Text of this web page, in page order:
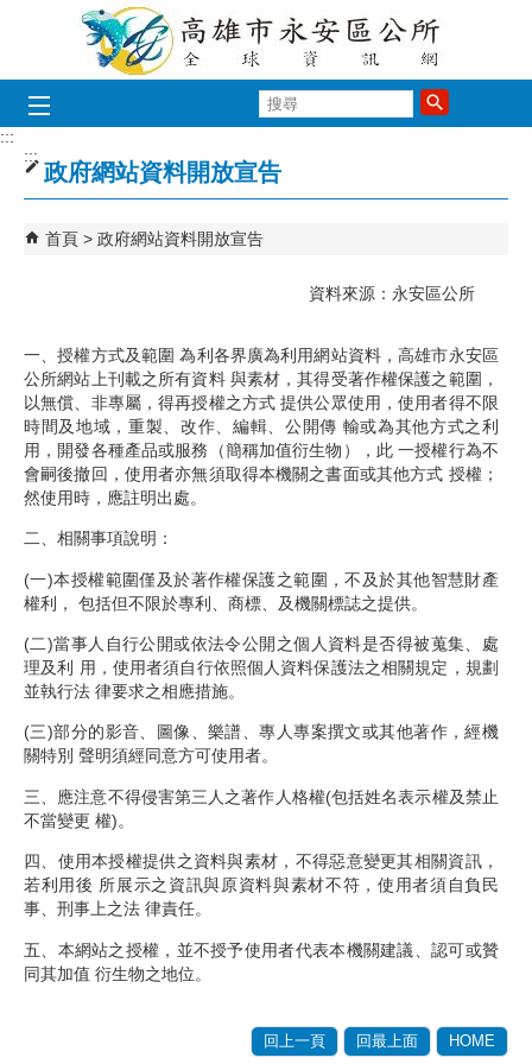
跳到主要內容區塊
尋
:::
:::
政府網站資料開放宣告
首頁 政府網站資料開放宣告
資料來源：永安區公所
一、授權方式及範圍 為利各界廣為利用網站資料，高雄市永安區
公所網站上刊載之所有資料 與素材，其得受著作權保護之範圍，
以無償、非專屬，得再授權之方式 提供公眾使用，使用者得不限
時間及地域，重製、改作、編輯、公開傳 輸或為其他方式之利
用，開發各種產品或服務（簡稱加值衍生物），此 一授權行為不
會嗣後撤回，使用者亦無須取得本機關之書面或其他方式 授權；
然使用時，應註明出處。
二、相關事項說明：
(一)本授權範圍僅及於著作權保護之範圍，不及於其他智慧財產
權利， 包括但不限於專利、商標、及機關標誌之提供。
(二)當事人自行公開或依法令公開之個人資料是否得被蒐集、處
理及利 用，使用者須自行依照個人資料保護法之相關規定，規劃
並執行法 律要求之相應措施。
(三)部分的影音、圖像、樂譜、專人專案撰文或其他著作，經機
關特別 聲明須經同意方可使用者。
三、應注意不得侵害第三人之著作人格權(包括姓名表示權及禁止
不當變更 權)。
四、使用本授權提供之資料與素材，不得惡意變更其相關資訊，
若利用後 所展示之資訊與原資料與素材不符，使用者須自負民
事、刑事上之法 律責任。
五、本網站之授權，並不授予使用者代表本機關建議、認可或贊
同其加值 衍生物之地位。
回上一頁 回最上面 HOME